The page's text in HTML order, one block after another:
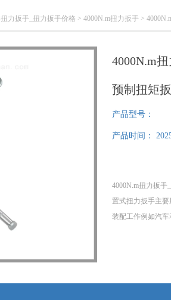
扭力扳手_扭力扳手价格 > 4000N.m扭力扳手 >
4000N.m
预制扭矩
产品型号：
产品时间：
4000N.m扭力扳
置式扭力扳手主
装配工作例如汽